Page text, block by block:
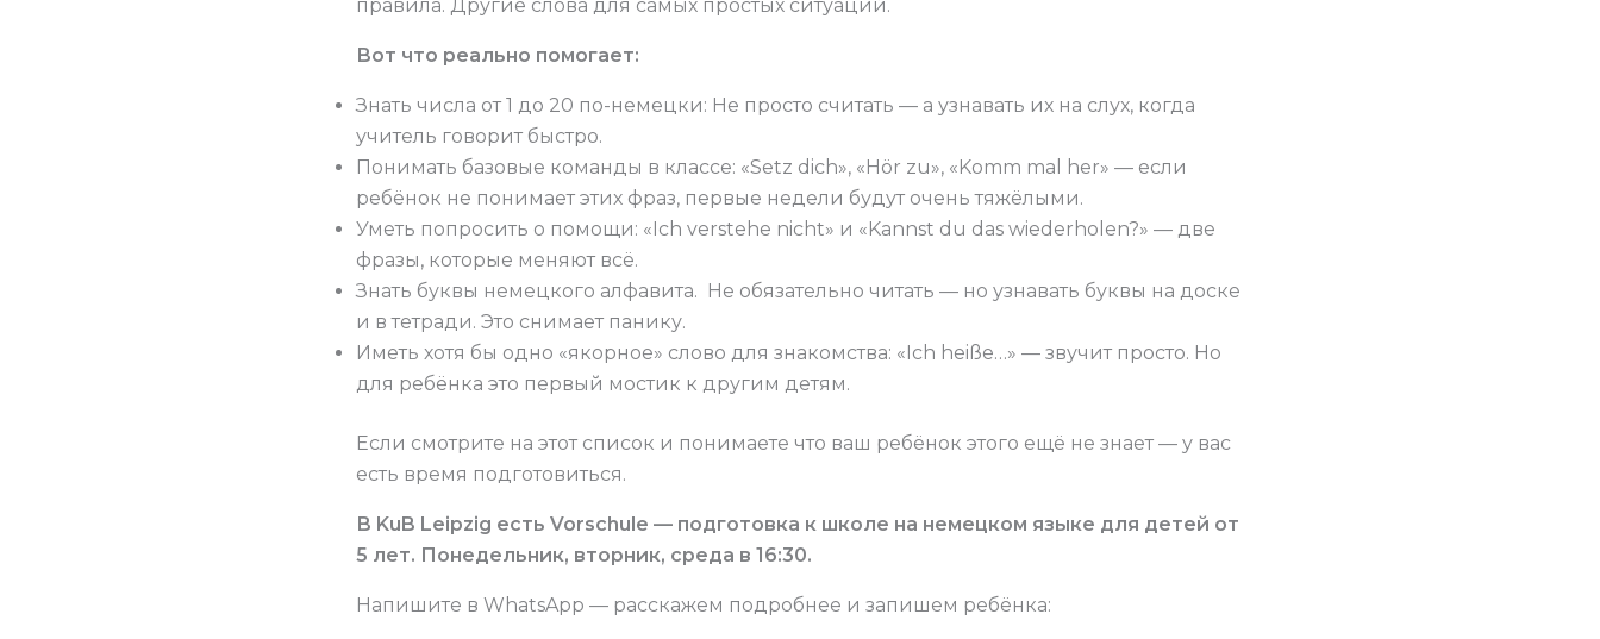
правила. Другие слова для самых простых ситуаций.
Вот что реально помогает:
Знать числа от 1 до 20 по-немецки: Не просто считать — а узнавать их на слух, когда
учитель говорит быстро.
Понимать базовые команды в классе: «Setz dich», «Hör zu», «Komm mal her» — если
ребёнок не понимает этих фраз, первые недели будут очень тяжёлыми.
Уметь попросить о помощи: «Ich verstehe nicht» и «Kannst du das wiederholen?» — две
фразы, которые меняют всё.
Знать буквы немецкого алфавита. Не обязательно читать — но узнавать буквы на доске
и в тетради. Это снимает панику.
Иметь хотя бы одно «якорное» слово для знакомства: «Ich heiße…» — звучит просто. Но
для ребёнка это первый мостик к другим детям.
Если смотрите на этот список и понимаете что ваш ребёнок этого ещё не знает — у вас
есть время подготовиться.
В KuB Leipzig есть Vorschule — подготовка к школе на немецком языке для детей от
5 лет. Понедельник, вторник, среда в 16:30.
Напишите в WhatsApp — расскажем подробнее и запишем ребёнка: